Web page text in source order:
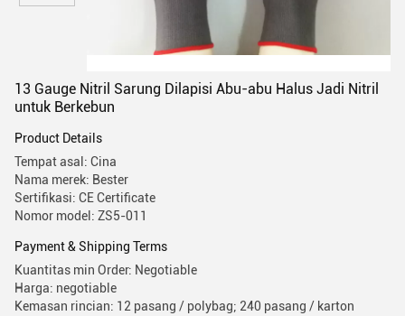
13 Gauge Nitril Sarung Dilapisi Abu-abu Halus Jadi Nitril
untuk Berkebun
Product Details
Tempat asal: Cina
Nama merek: Bester
Sertifikasi: CE Certificate
Nomor model: ZS5-011
Payment & Shipping Terms
Kuantitas min Order: Negotiable
Harga: negotiable
Kemasan rincian: 12 pasang / polybag; 240 pasang / karton